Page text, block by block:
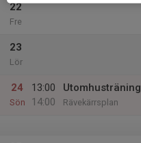
22
Fre
23
Lör
24
Sön
13:00
14:00
Utomhusträning
Rävekärrsplan